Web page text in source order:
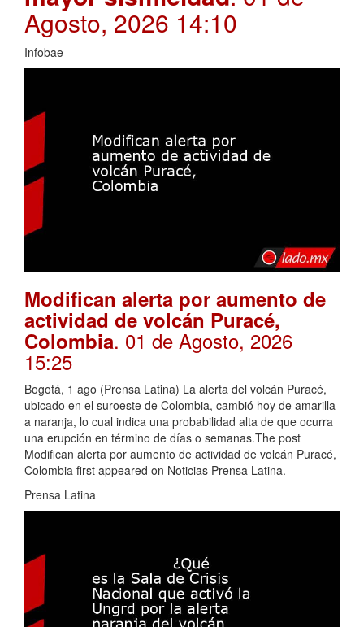
Agosto, 2026 14:10
Infobae
Modifican alerta por aumento de
actividad de volcán Puracé,
Colombia. 01 de Agosto, 2026
15:25
Bogotá, 1 ago (Prensa Latina) La alerta del volcán Puracé,
ubicado en el suroeste de Colombia, cambió hoy de amarilla
a naranja, lo cual indica una probabilidad alta de que ocurra
una erupción en término de días o semanas.The post
Modifican alerta por aumento de actividad de volcán Puracé,
Colombia first appeared on Noticias Prensa Latina.
Prensa Latina